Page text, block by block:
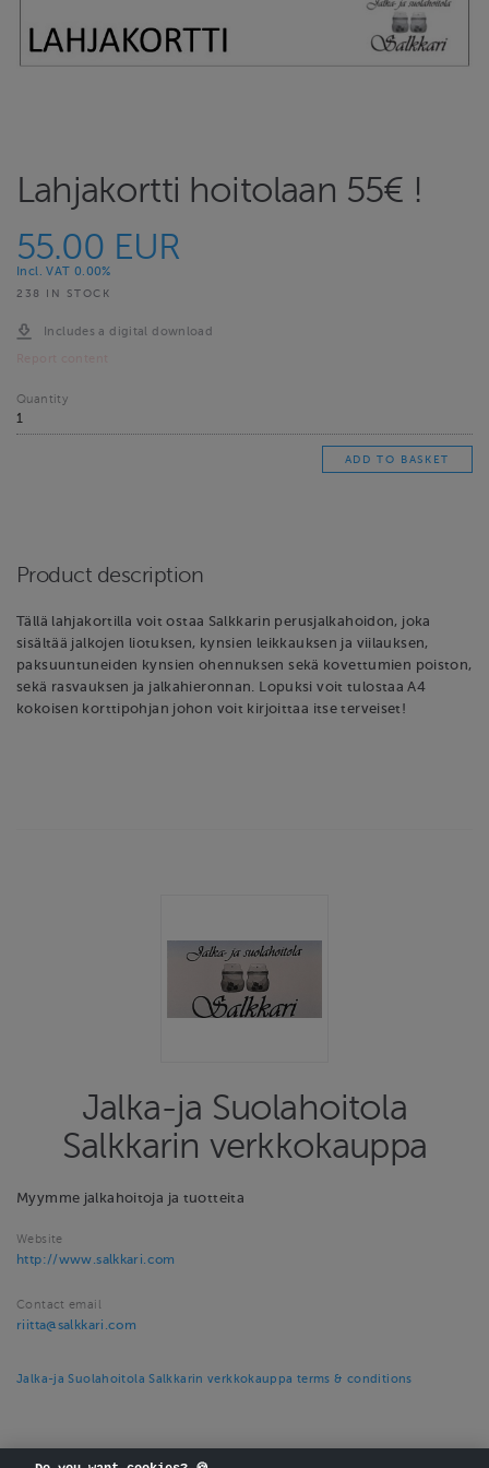
Lahjakortti hoitolaan 55€ !
55.00 EUR
Incl. VAT 0.00%
238 IN STOCK
Includes a digital download
Quantity
Product description
Tällä lahjakortilla voit ostaa Salkkarin perusjalkahoidon, joka
sisältää jalkojen liotuksen, kynsien leikkauksen ja viilauksen,
paksuuntuneiden kynsien ohennuksen sekä kovettumien poiston,
sekä rasvauksen ja jalkahieronnan. Lopuksi voit tulostaa A4
kokoisen korttipohjan johon voit kirjoittaa itse terveiset!
Jalka-ja Suolahoitola
Salkkarin verkkokauppa
Myymme jalkahoitoja ja tuotteita
Website
http://www.salkkari.com
Contact email
riitta@salkkari.com
Jalka-ja Suolahoitola Salkkarin verkkokauppa terms & conditions